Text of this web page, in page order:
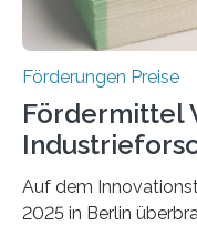
Förderungen Preise
Fördermittel
Auf dem
2025 in Berlin